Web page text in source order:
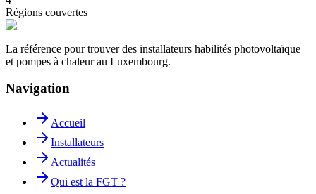
Régions couvertes
La référence pour trouver des installateurs habilités photovoltaïque
et pompes à chaleur au Luxembourg.
Navigation
Accueil
Installateurs
Actualités
Qui est la FGT ?